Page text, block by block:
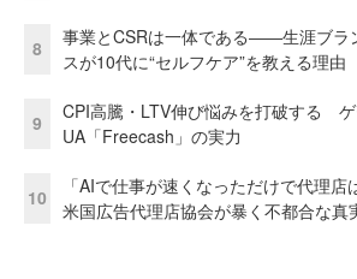
8
事業とCSRは一体である――生涯ブラ
スが10代に“セルフケア”を教える理由
9
CPI高騰・LTV伸び悩みを打破する
UA「Freecash」の実力
10
「AIで仕事が速くなっただけで代理
米国広告代理店協会が暴く不都合な真